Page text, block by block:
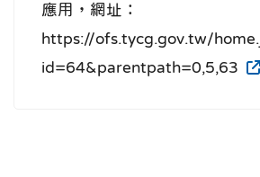
應用，網址：
https://ofs.tycg.gov.tw/
id=64&parentpath=0,5,63